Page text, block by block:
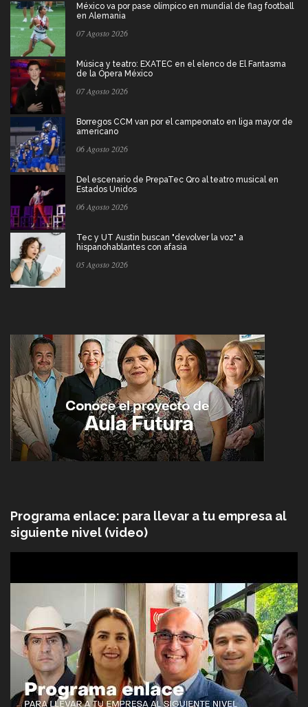
México va por pase olímpico en mundial de flag football
en Alemania
07 Agosto 2026
Música y teatro: EXATEC en el elenco de El Fantasma
de la Ópera México
07 Agosto 2026
Borregos CCM van por el campeonato en liga mayor de
americano
06 Agosto 2026
Del escenario de PrepaTec Qro al teatro musical en
Estados Unidos
06 Agosto 2026
Tec y UT Austin buscan "devolver la voz" a
hispanohablantes con afasia
05 Agosto 2026
Programa enlace: para llevar a tu empresa al
siguiente nivel (video)